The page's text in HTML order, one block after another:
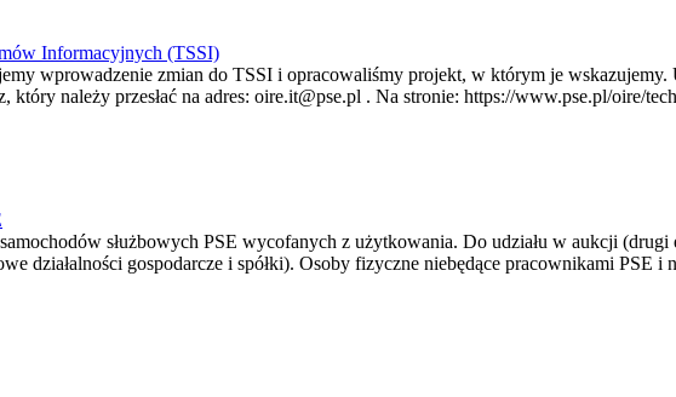
Informacyjnych (TSSI)
wprowadzenie zmian do TSSI i opracowaliśmy projekt, w którym je wskazujemy.
który należy przesłać na adres: oire.it@pse.pl . Na stronie: https://www.pse.pl/oire/
służbowych PSE wycofanych z użytkowania. Do udziału w aukcji
działalności gospodarcze i spółki). Osoby fizyczne niebędące pracownikami PSE i